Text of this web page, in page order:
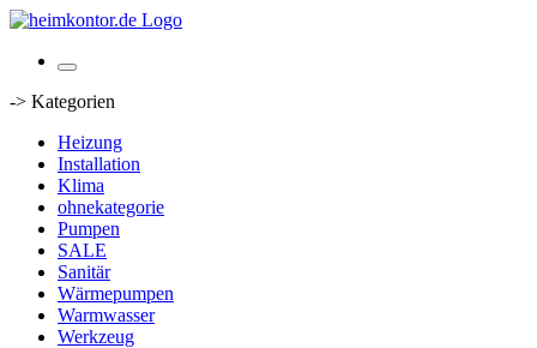
-> Kategorien
Heizung
Installation
Klima
ohnekategorie
Pumpen
SALE
Sanitär
Wärmepumpen
Warmwasser
Werkzeug